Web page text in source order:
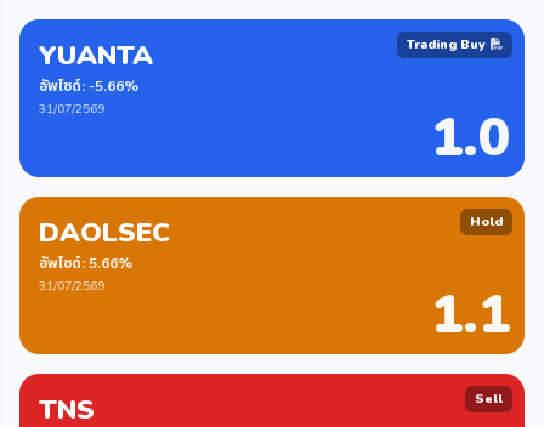
Trading Buy
YUANTA
อัพไซด์: -5.66%
31/07/2569 1.0
Hold
DAOLSEC
อัพไซด์: 5.66%
31/07/2569 1.1
Sell
TNS